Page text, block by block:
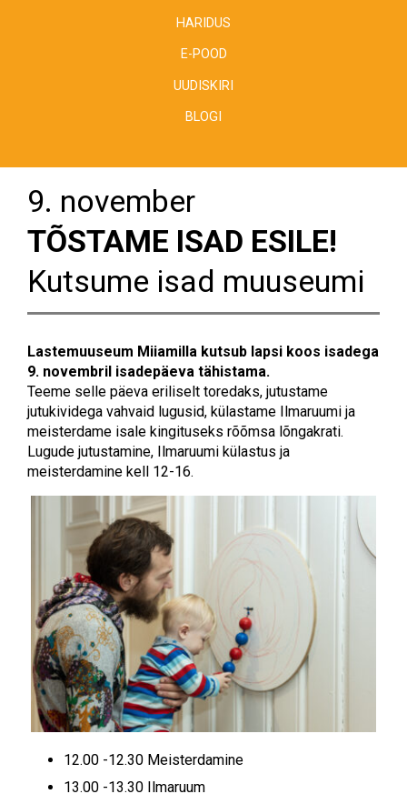
HARIDUS
E-POOD
UUDISKIRI
BLOGI
9. november
TÕSTAME ISAD ESILE!
Kutsume isad muuseumi
Lastemuuseum Miiamilla kutsub lapsi koos isadega
9. novembril isadepäeva tähistama.
Teeme selle päeva eriliselt toredaks, jutustame
jutukividega vahvaid lugusid, külastame Ilmaruumi ja
meisterdame isale kingituseks rõõmsa lõngakrati.
Lugude jutustamine, Ilmaruumi külastus ja
meisterdamine kell 12-16.
12.00 -12.30 Meisterdamine
13.00 -13.30 Ilmaruum